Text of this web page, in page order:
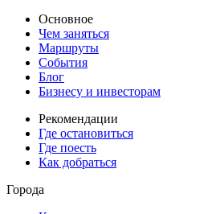
Основное
Чем заняться
Маршруты
События
Блог
Бизнесу и инвесторам
Рекомендации
Где остановиться
Где поесть
Как добраться
Города